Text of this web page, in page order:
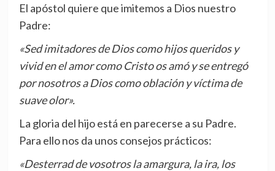
El apóstol quiere que imitemos a Dios nuestro
Padre:
«Sed imitadores de Dios como hijos queridos y
vivid en el amor como Cristo os amó y se entregó
por nosotros a Dios como oblación y víctima de
suave olor».
La gloria del hijo está en parecerse a su Padre.
Para ello nos da unos consejos prácticos:
«Desterrad de vosotros la amargura, la ira, los